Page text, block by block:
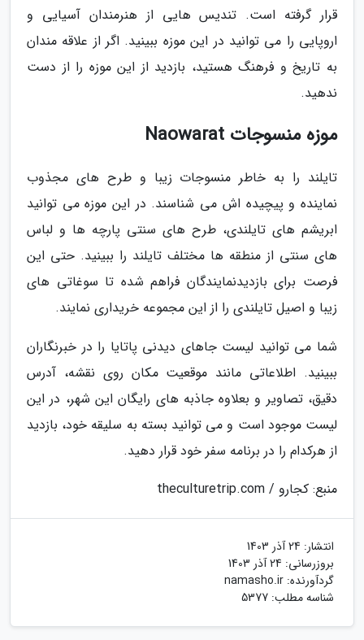
قرار گرفته است. تندیس هایی از هنرمندان آسیایی و
اروپایی را می توانید در این موزه ببینید. اگر از علاقه مندان
به تاریخ و فرهنگ هستید، بازدید از این موزه را از دست
ندهید.
موزه منسوجات Naowarat
تایلند را به خاطر منسوجات زیبا و طرح های مجذوب
نماینده و پیچیده اش می شناسند. در این موزه می توانید
ابریشم های تایلندی، طرح های سنتی پارچه ها و لباس
های سنتی از منطقه ها مختلف تایلند را ببینید. حتی این
فرصت برای بازدیدنمایندگان فراهم شده تا سوغاتی های
زیبا و اصیل تایلندی را از این مجموعه خریداری نمایند.
شما می توانید لیست جاهای دیدنی پاتایا را در خبرنگاران
ببینید. اطلاعاتی مانند موقعیت مکان روی نقشه، آدرس
دقیق، تصاویر و بعلاوه جاذبه های رایگان این شهر، در این
لیست موجود است و می توانید بسته به سلیقه خود، بازدید
از هرکدام را در برنامه سفر خود قرار دهید.
منبع: کجارو / theculturetrip.com
انتشار: 24 آذر 1403
بروزرسانی: 24 آذر 1403
گردآورنده: namasho.ir
شناسه مطلب: 5377